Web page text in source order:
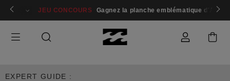
Se connecter / s'inscrire
JEU CONCOURS Gagnez la planche emblématique d'Andy
EXPERT GUIDE :